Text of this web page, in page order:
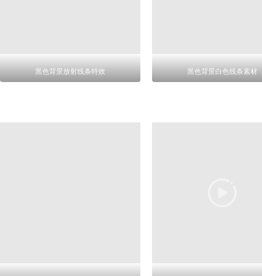
黑色背景放射线条特效 黑色背景白色线条素材